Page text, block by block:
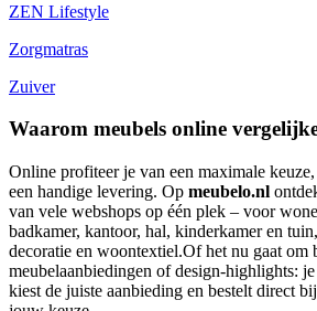
ZEN Lifestyle
Zorgmatras
Zuiver
Waarom meubels online
Online profiteer je van een maximale
een handige levering. Op meubelo.nl
van vele webshops op één plek – voor
badkamer, kantoor, hal, kinderkamer en
decoratie en woontextiel.Of het nu gaat om
meubelaanbiedingen of design-highlights:
kiest de juiste aanbieding en bestelt direct